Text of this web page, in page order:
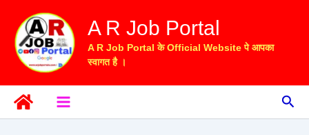
content
A R Job Portal
A R Job Portal के Official Website पे आपका
स्वागत है ।